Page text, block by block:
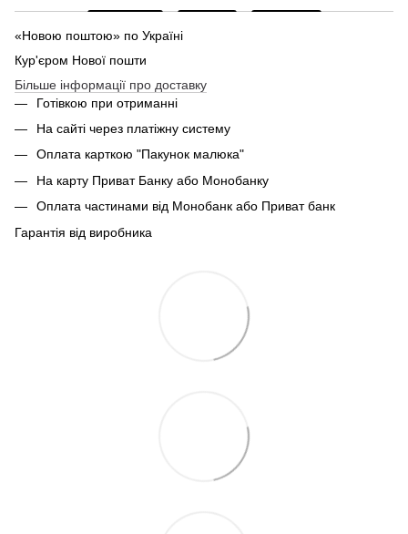
«Новою поштою» по Україні
Кур'єром Нової пошти
Більше інформації про доставку
Готівкою при отриманні
На сайті через платіжну систему
Оплата карткою "Пакунок малюка"
На карту Приват Банку або Монобанку
Оплата частинами від Монобанк або Приват банк
Гарантія від виробника